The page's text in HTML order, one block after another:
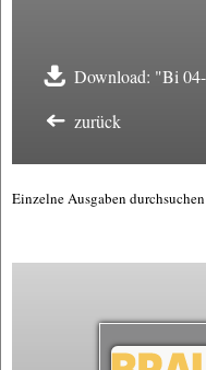
Download: "Bi
zurück
Einzelne Ausgaben durchsuchen